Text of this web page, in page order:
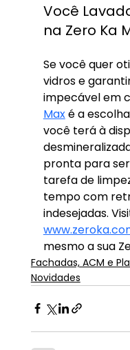
Você
na Zero Ka
Se você quer
vidros e
impecável em
Max é a
você terá à
pronta para
tarefa de
tempo com
indesejadas.
mesmo a sua
Fachadas, ACM e
Novidades